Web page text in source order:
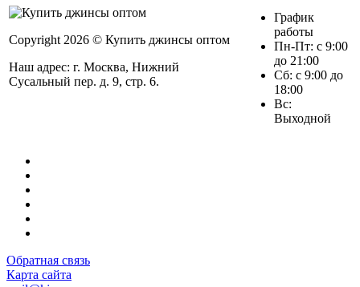
Copyright 2026 © Купить джинсы оптом
Наш адрес: г. Москва, Нижний
Сусальный пер. д. 9, стр. 6.
График
работы
Пн-Пт: с 9:00
до 21:00
Сб: с 9:00 до
18:00
Вс:
Выходной
Обратная связь
Карта сайта